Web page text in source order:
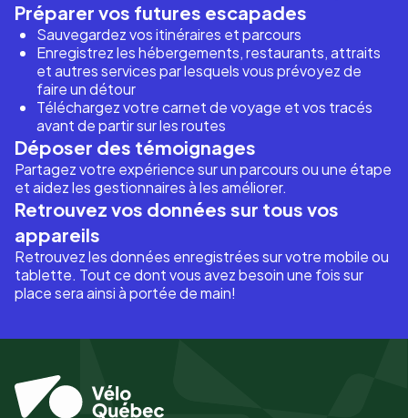
Préparer vos futures escapades
Sauvegardez vos itinéraires et parcours
Enregistrez les hébergements, restaurants, attraits
et autres services par lesquels vous prévoyez de
faire un détour
Téléchargez votre carnet de voyage et vos tracés
avant de partir sur les routes
Déposer des témoignages
Partagez votre expérience sur un parcours ou une étape
et aidez les gestionnaires à les améliorer.
Retrouvez vos données sur tous vos
appareils
Retrouvez les données enregistrées sur votre mobile ou
tablette. Tout ce dont vous avez besoin une fois sur
place sera ainsi à portée de main!